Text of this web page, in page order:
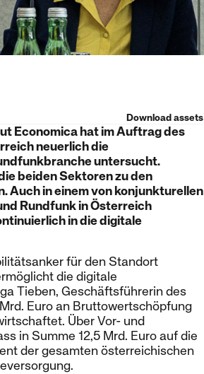
Download assets
Economica hat im Auftrag des
neuerlich die
untersucht.
beiden Sektoren zu den
Auch in einem von konjunkturellen
Rundfunk in Österreich
in die digitale
für den Standort
die digitale
Tieben, Geschäftsführerin des
Euro an Bruttowertschöpfung
Über Vor- und
in Summe 12,5 Mrd. Euro auf die
der gesamten österreichischen